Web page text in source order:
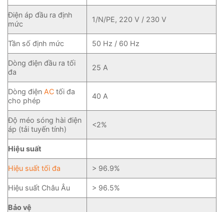
Điện áp đầu ra định
mức
1/N/PE, 220 V / 230 V
Tần số định mức 50 Hz / 60 Hz
Dòng điện đầu ra tối
đa
25 A
Dòng điện AC tối đa
cho phép
40 A
Độ méo sóng hài điện
áp (tải tuyến tính)
<2%
Hiệu suất
Hiệu suất tối đa > 96.9%
Hiệu suất Châu Âu > 96.5%
Bảo vệ